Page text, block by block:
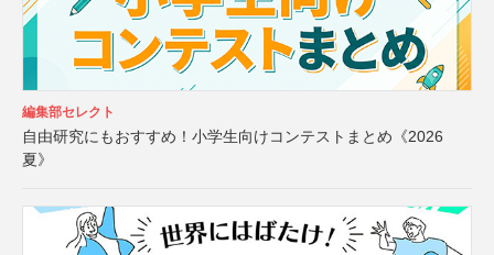
編集部セレクト
自由研究にもおすすめ！小学生向けコンテストまとめ《2026
夏》